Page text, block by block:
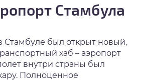
Стамбула
Стамбуле был открыт новый,
хаб – аэропорт
внутри страны был
Полноценное